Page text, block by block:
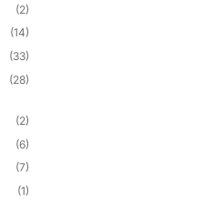
(2)
(14)
(33)
(28)
(2)
(6)
(7)
(1)